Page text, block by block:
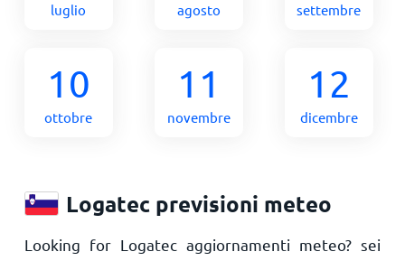
luglio agosto settembre
10
ottobre
11
novembre
12
dicembre
Logatec previsioni meteo
Looking for Logatec aggiornamenti meteo? sei